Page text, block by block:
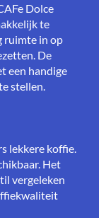
Dolce
te
ruimte in op
De
een handige
stellen.
lekkere koffie.
Het
vergeleken